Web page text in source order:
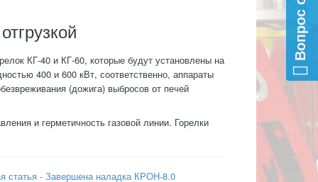
КГ-40 и КГ-60, которые будут установлены на
400 и 600 кВт, соответственно, аппараты
(дожига) выбросов от печей
и герметичность газовой линии. Горелки
статья - Завершена наладка КРОН-8.0